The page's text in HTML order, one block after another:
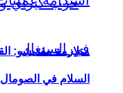
السلام في الصومال